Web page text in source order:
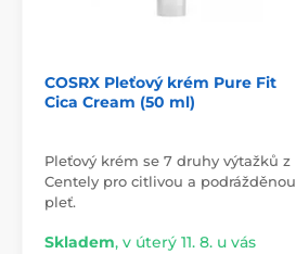
COSRX Pleťový krém Pure Fit
Cica Cream (50 ml)
Pleťový krém se 7 druhy výtažků z
Centely pro citlivou a podrážděnou
pleť.
Skladem, v úterý 11. 8. u vás